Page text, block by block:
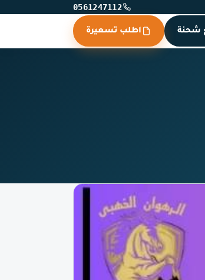
0561247112
شحنة اطلب تسعيرة